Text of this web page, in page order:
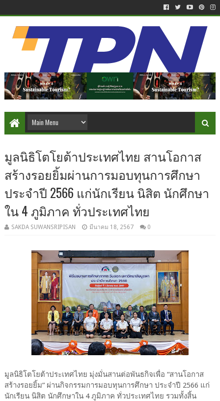
มูลนิธิโตโยต้าประเทศไทย สานโอกาส
สร้างรอยยิ้มผ่านการมอบทุนการศึกษา
ประจำปี 2566 แก่นักเรียน นิสิต นักศึกษา
ใน 4 ภูมิภาค ทั่วประเทศไทย
SAKDA SUWANSRIPISAN มีนาคม 18, 2567 0
มูลนิธิโตโยต้าประเทศไทย มุ่งมั่นสานต่อพันธกิจเพื่อ “สานโอกาส
สร้างรอยยิ้ม” ผ่านกิจกรรมการมอบทุนการศึกษา ประจำปี 2566 แก่
นักเรียน นิสิต นักศึกษาใน 4 ภูมิภาค ทั่วประเทศไทย รวมทั้งสิ้น